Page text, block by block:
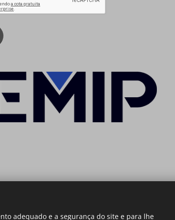
adequado e a segurança do site e para lhe